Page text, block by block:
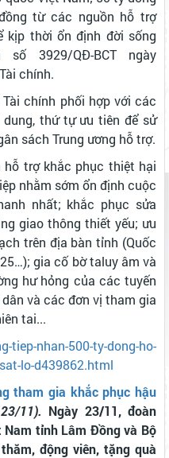
từ các nguồn hỗ trợ
kịp thời ổn định đời sống
3929/QĐ-BCT ngày
chính.
chính phối hợp với các
thứ tự ưu tiên để sử
sách Trung ương hỗ trợ.
trợ khắc phục thiệt hại
nhằm sớm ổn định cuộc
nhất; khắc phục sửa
giao thông thiết yếu; ưu
trên địa bàn tỉnh (Quốc
gia cố bờ taluy âm và
hư hỏng của các tuyến
và các đơn vị tham gia
tai...
tiep-nhan-500-ty-dong-ho-
lo-d439862.html
tham gia khắc phục hậu
11). Ngày 23/11, đoàn
Nam tỉnh Lâm Đồng và Bộ
động viên, tặng quà